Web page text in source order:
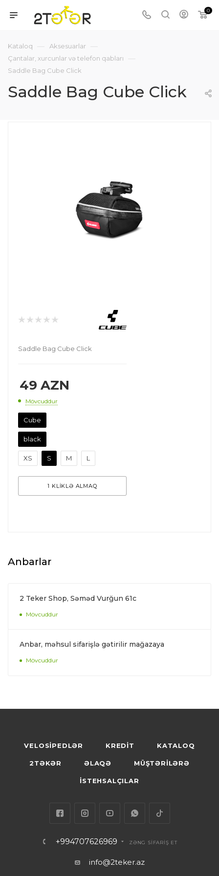
0
Kataloq — Aksesuarlar —
Çantalar, xurcunlar və telefon qabları —
Saddle Bag Cube Click
Saddle Bag Cube Click
Saddle Bag Cube Click
49 AZN
Mövcuddur
Cube
black
XS S M L
1 KLİKLƏ ALMAQ
Anbarlar
2 Teker Shop, Səməd Vurğun 61c
Mövcuddur
Anbar, məhsul sifarişlə gətirilir mağazaya
Mövcuddur
VELOSİPEDLƏR KREDİT KATALOQ
2TƏKƏR ƏLAQƏ MÜŞTƏRİLƏRƏ
İSTEHSALÇILAR
+994707626969 ZƏNG SİFARİŞ ET
info@2teker.az